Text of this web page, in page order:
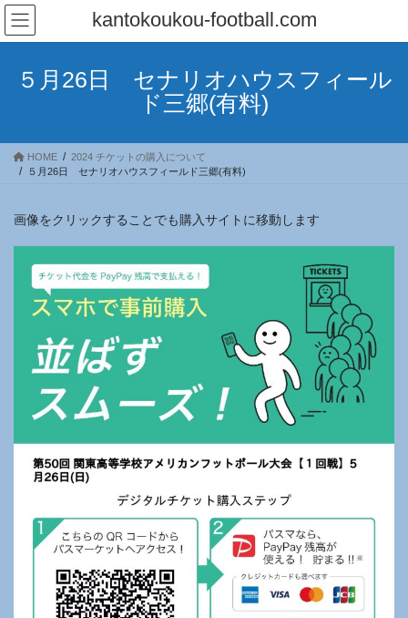
コ
ン
テ
キ
ナ
ビ
ゲ
に
kantokoukou-football.com
５月26日 セナリオハウスフィール
ド三郷(有料)
HOME
2024 チケットの購入について
５月26日 セナリオハウスフィールド三郷(有料)
画像をクリックすることでも購入サイトに移動します